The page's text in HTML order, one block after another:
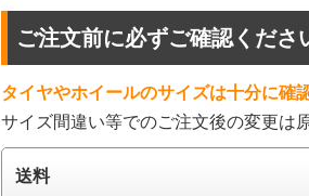
ご注文前に必ずご確認くださ
タイヤやホイールのサイズは十分に確
サイズ間違い等でのご注文後の変更は
送料